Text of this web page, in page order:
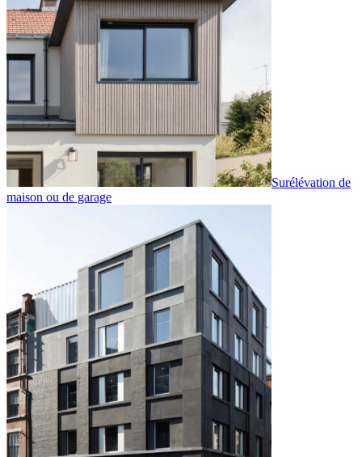
Surélévation de
maison ou de garage